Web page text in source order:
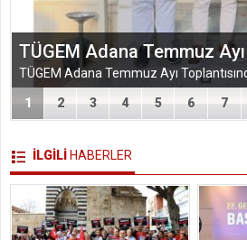
TÜGEM Adana Temmuz
1 2 3 4 5 6 7
İLGİLİ HABERLER